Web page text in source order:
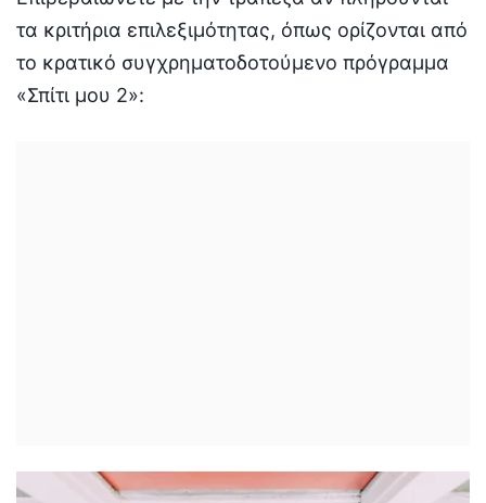
τα κριτήρια επιλεξιμότητας, όπως ορίζονται από
το κρατικό συγχρηματοδοτούμενο πρόγραμμα
«Σπίτι μου 2»: